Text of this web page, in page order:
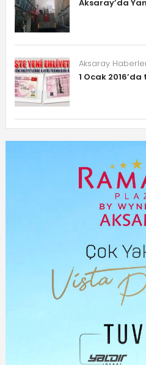
Aksaray’da
Aksaray
1 Ocak